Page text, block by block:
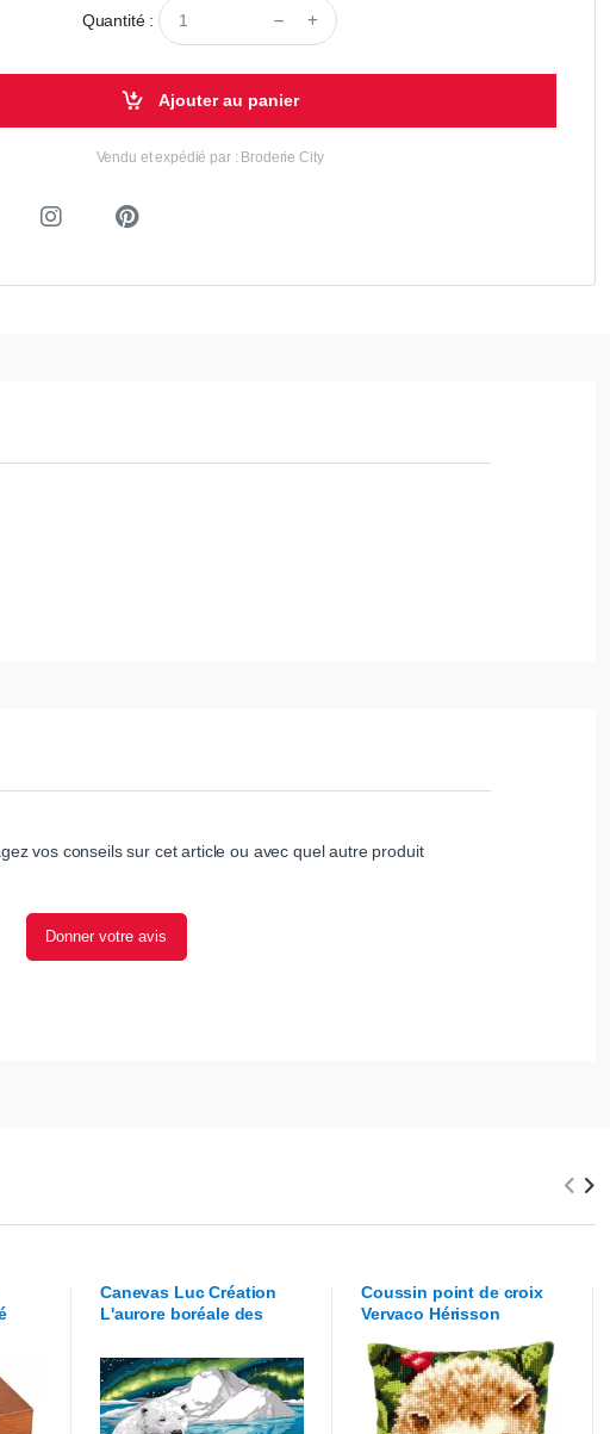
Quantité :
Ajouter au panier
Vendu et expédié par : Broderie City
vos conseils sur cet article ou avec quel autre produit
Donner votre avis
Canevas Luc Création
L'aurore boréale des
Coussin point de croix
Vervaco Hérisson